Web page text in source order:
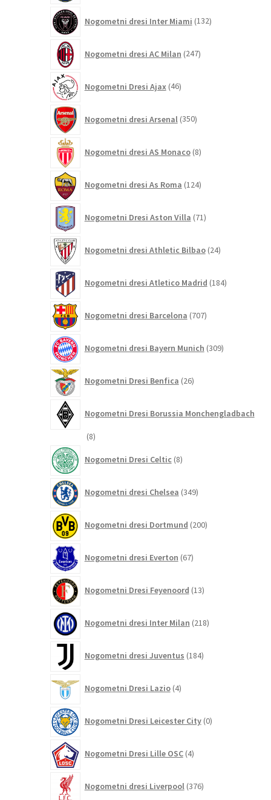
Nogometni dresi Inter Miami 132izdelkov
Nogometni dresi AC Milan 247izdelkov
Nogometni Dresi Ajax 46izdelkov
Nogometni dresi Arsenal 350izdelkov
Nogometni dresi AS Monaco 8izdelkov
Nogometni dresi As Roma 124izdelkov
Nogometni Dresi Aston Villa 71izdelkov
Nogometni dresi Athletic Bilbao 24izdelkov
Nogometni dresi Atletico Madrid 184izdelkov
Nogometni dresi Barcelona 707izdelkov
Nogometni dresi Bayern Munich 309izdelkov
Nogometni Dresi Benfica 26izdelkov
Nogometni Dresi Borussia Monchengladbach
88
Nogometni Dresi Celtic 8izdelkov
Nogometni dresi Chelsea 349izdelkov
Nogometni dresi Dortmund 200izdelkov
Nogometni dresi Everton 67izdelkov
Nogometni Dresi Feyenoord 13izdelkov
Nogometni dresi Inter Milan 218izdelkov
Nogometni dresi Juventus 184izdelkov
Nogometni Dresi Lazio 4izdelki
Nogometni Dresi Leicester City 0izdelkov
Nogometni Dresi Lille OSC 4izdelki
Nogometni dresi Liverpool 376izdelkov